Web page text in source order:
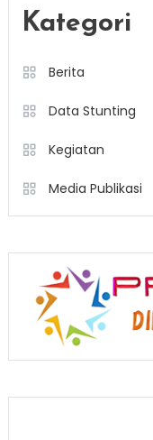
Kategori
Berita
Data Stunting
Kegiatan
Media Publikasi